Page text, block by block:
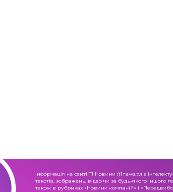
Інформація на сайті Т1 Новини (t1news.tv) є
текстів, зображень, відео чи за будь-якого іншого
також в рубриках «Новини компаній» і